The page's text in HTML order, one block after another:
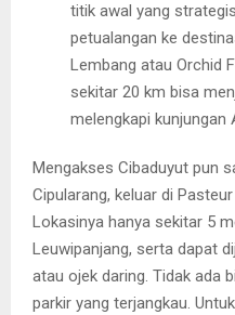
titik awal yang
petualangan ke
Lembang atau Orchid
sekitar 20 km bisa
melengkapi kunjungan
Mengakses Cibaduyut pun
Cipularang, keluar di
Lokasinya hanya sekitar 5
Leuwipanjang, serta dapat
atau ojek daring. Tidak ada
parkir yang terjangkau.